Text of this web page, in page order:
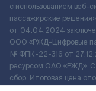
с использованием
пассажирские
от 04.04.2024
ООО «РЖД-Цифровые
№ ФПК-22-316 от
ресурсом ОАО «РЖД».
сбор. Итоговая цена